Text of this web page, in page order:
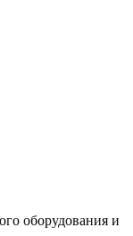
оборудования и